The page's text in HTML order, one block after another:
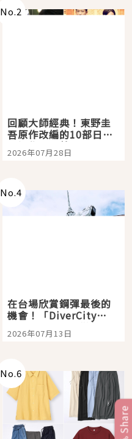
No.2
回顧大師經典！東野圭
吾原作改編的10部日本
影視作品推薦
2026年07月28日
No.4
在台場欣賞鋼彈最後的
機會！「DiverCity
Tokyo Plaza」搭船、
購物、美食及夜景，一
2026年07月13日
No.6
Share